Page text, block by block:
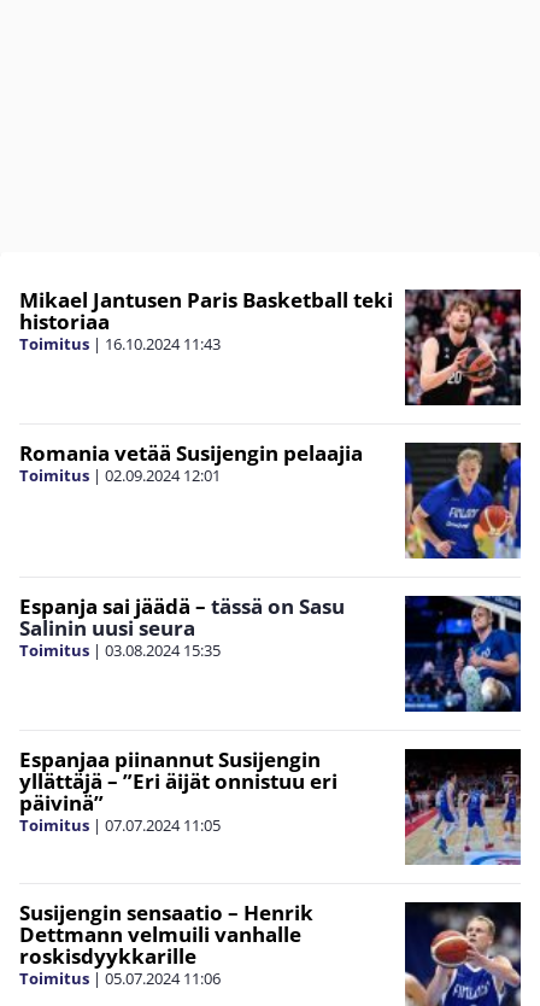
Mikael Jantusen Paris Basketball teki
historiaa
Toimitus | 16.10.2024 11:43
Romania vetää Susijengin pelaajia
Toimitus | 02.09.2024 12:01
Espanja sai jäädä – tässä on Sasu
Salinin uusi seura
Toimitus | 03.08.2024 15:35
Espanjaa piinannut Susijengin
yllättäjä – ”Eri äijät onnistuu eri
päivinä”
Toimitus | 07.07.2024 11:05
Susijengin sensaatio – Henrik
Dettmann velmuili vanhalle
roskisdyykkarille
Toimitus | 05.07.2024 11:06